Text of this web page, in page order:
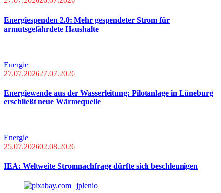
Energiespenden 2.0: Mehr gespendeter Strom für
armutsgefährdete Haushalte
Energie
27.07.202627.07.2026
Energiewende aus der Wasserleitung: Pilotanlage in Lüneburg
erschließt neue Wärmequelle
Energie
25.07.202602.08.2026
IEA: Weltweite Stromnachfrage dürfte sich beschleunigen